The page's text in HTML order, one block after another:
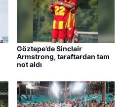
Göztepe’de Sinclair
Armstrong, taraftardan tam
not aldı